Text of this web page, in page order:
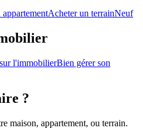
Acheter un terrainNeuf
l'immobilierBien gérer son
?
maison, appartement, ou terrain.